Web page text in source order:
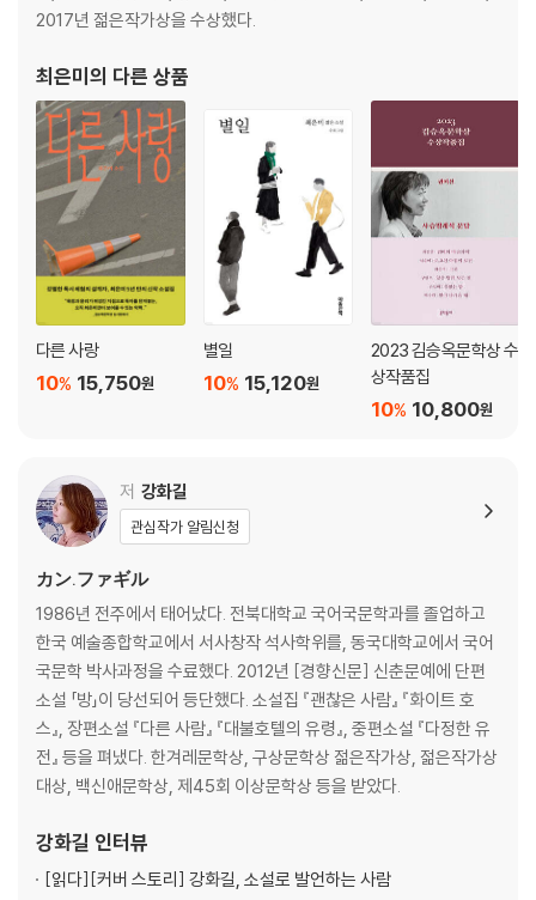
회를 기념한다. 이는 ‘제10회’에 대한 축하 인사이자 동시에 역대 수상 작가
게 전하는 감사이기도 하다.
대상 수상작인 「김춘영」은 1980년 정선 사북에서 광부들의 노동쟁의로 촉
발된 사북항쟁을 모티브로 한다. ‘지역과 여성의 기억’ 아카이브 연구팀에
속한 ‘박정윤’은 탄광촌 여성을 주체로 내세워 생애사 작업을 진행하기 위
해 ‘김춘영’의 집을 정기적으로 방문한다. 4월의 어느 날, 그는 면담의 마지
막 회차를 위해 김춘영이 사는 화운령의 집으로 향하던 중 폭설을 맞는다.
끝을 모르고 쌓여가는 눈에 결국 박정윤은 김춘영의 집에서 하룻밤 머물게
되고, 그는 이 밤이 어쩌면 “누구에게도 하지 못한 이야기”를 마침내 자신
이 얻어낼 수 있을 거라는 기대감에 부푼다. 그러나 예상치 못한 폭설로 인
해 여행중인 부부 그리고 대민 지원을 나왔다가 오히려 눈에 갇힌 두 명의
군인까지 두 사람의 밤에 합류하면서 김춘영은 크게 흔들리기 시작한다.
러한 인물 설정은 부부(그리고 독자)가 기대하는 바를 꺾고 “증언자를 우
상화, 신비화하는 태도를”(최윤 리뷰) 깨부순다. 최은미는 “역사적 사건의
현장감을 생생하게 살려내기를 거부하고, 정황이 짐작되지만 그 어느 것도
김춘영이 그간 감춰온 공포가 소변으로 박정윤의 무릎을 적시고, 그 혼란
스러운 밤을 보낸 뒤 박정윤 혼자 걸어나와 텐트 안에 있는 이를 발견하는
순간, 마침내 화운령은 박정윤의 “내 현장”이자 최은미의 ‘소설’로 자리하
게 된다.
“착취와 피해가 교차하는 기묘한 자리에서 김춘영은 고요하고 으스스한
슬픔을 견뎌내고 있으며, 그것은 오줌이라는 비루한 물질성을 통해서만 잠
시 촉각으로 닿는다. 이는 기존의 어떤 작품이나 연구의 문제의식이나 밀
아올려 한 생존자의 안식 없는 생의 헐떡임을 생생하게 살려내고, 욕망과
윤리가 뒤엉킨 지점으로 독자를 던져놓는 힘은 오직 최은미만이 보여줄 수
작가노트 | 후기後記
리뷰 | 소영현 부정적인 것과 함께 살아가기
2017년 젊은작가상을 수상했다.
최은미 의 다른 상품
다른 사랑
15,750원
10%
별일
15,120원
10%
2023 김승옥문학상 수
상작품집
10,800원
10%
저 강화길
관심작가 알림신청
カン.ファギル
1986년 전주에서 태어났다. 전북대학교 국어국문학과를 졸업하고
한국 예술종합학교에서 서사창작 석사학위를, 동국대학교에서 국어
국문학 박사과정을 수료했다. 2012년 [경향신문] 신춘문예에 단편
소설 「방」이 당선되어 등단했다. 소설집 『괜찮은 사람』 『화이트 호
스』, 장편소설 『다른 사람』 『대불호텔의 유령』, 중편소설 『다정한 유
전』 등을 펴냈다. 한겨레문학상, 구상문학상 젊은작가상, 젊은작가상
대상, 백신애문학상, 제45회 이상문학상 등을 받았다.
강화길 인터뷰
[읽다][커버 스토리] 강화길, 소설로 발언하는 사람